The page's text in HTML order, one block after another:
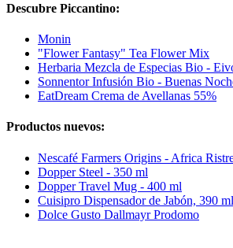
Descubre Piccantino:
Monin
"Flower Fantasy" Tea Flower Mix
Herbaria Mezcla de Especias Bio -
Sonnentor Infusión Bio - Buenas
EatDream Crema de Avellanas 55%
Productos nuevos:
Nescafé Farmers Origins - Africa
Dopper Steel - 350 ml
Dopper Travel Mug - 400 ml
Cuisipro Dispensador de Jabón, 390 ml
Dolce Gusto Dallmayr Prodomo